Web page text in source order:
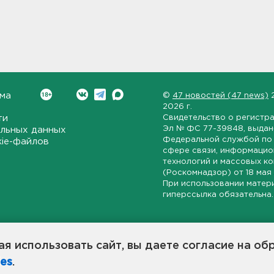
использовать сайт, вы даете согласие на
.
данных
файлов
© 47 новостей (47 news)
2026 г.
Свидетельство о
Эл № ФС 77-39848 ,
Федеральной службой по
сфере связи,
технологий и массовых
(Роскомнадзор) от 18 мая
При использовании
гиперссылка обязательна.
области, экономической и инвестиционной активности в
станет популярной и конструктивной площадкой
в 47-м регионе России.